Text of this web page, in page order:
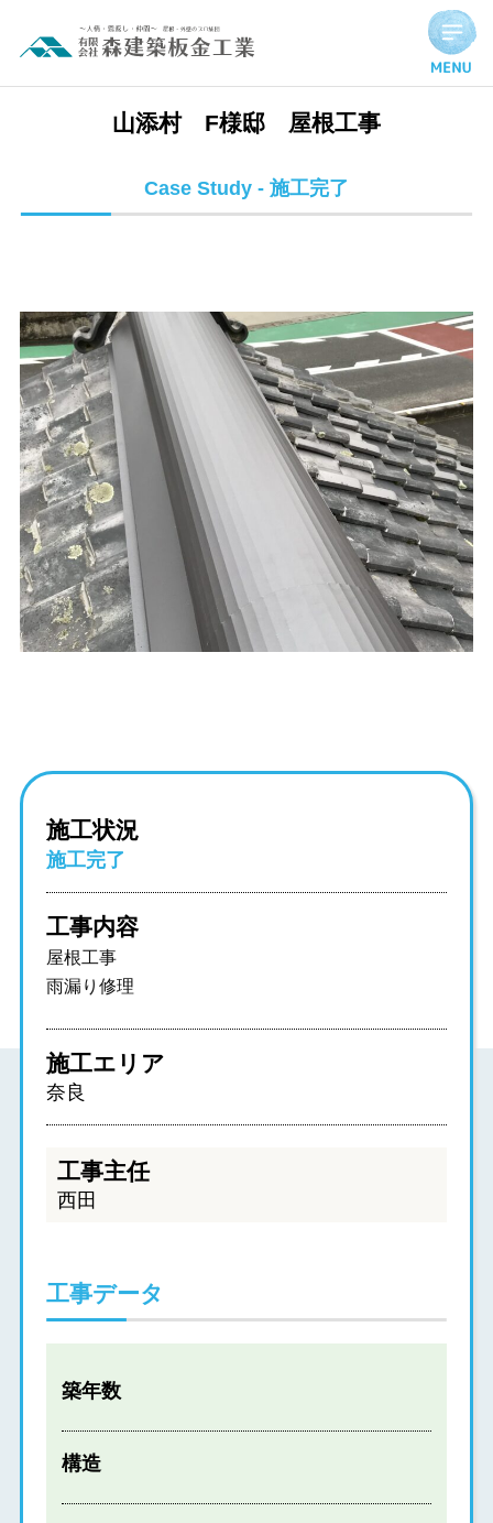
山添村 F様邸 屋根工事 | 施工完了実績
山添村 F様邸 屋根工事
Case Study - 施工完了
施工状況
施工完了
工事内容
屋根工事
雨漏り修理
施工エリア
奈良
工事主任
西田
工事データ
築年数
構造